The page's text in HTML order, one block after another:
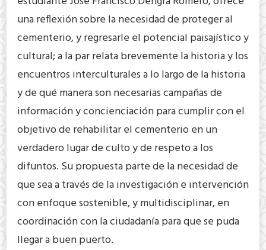
una reflexión sobre la necesidad de proteger al
cementerio, y regresarle el potencial paisajístico y
cultural; a la par relata brevemente la historia y los
encuentros interculturales a lo largo de la historia
y de qué manera son necesarias campañas de
información y concienciación para cumplir con el
objetivo de rehabilitar el cementerio en un
verdadero lugar de culto y de respeto a los
difuntos. Su propuesta parte de la necesidad de
que sea a través de la investigación e intervención
con enfoque sostenible, y multidisciplinar, en
coordinación con la ciudadanía para que se puda
llegar a buen puerto.